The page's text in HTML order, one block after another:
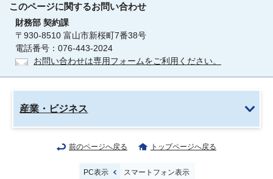
このページに関するお問い合わせ
財務部 契約課
〒930-8510 富山市新桜町7番38号
電話番号：076-443-2024
お問い合わせは専用フォームをご利用ください。
産業・ビジネス
前のページへ戻る トップページへ戻る
PC表示 スマートフォン表示